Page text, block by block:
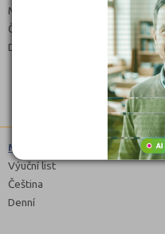
Maturitní
Čeština
Denní
Mechanik opravář
Výuční list
Čeština
Denní